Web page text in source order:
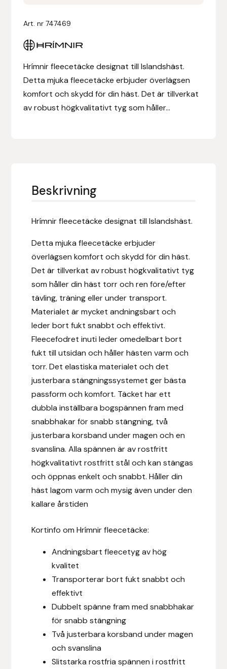
Art. nr747469
Hrímnir fleecetäcke designat till Islandshäst.
Detta mjuka fleecetäcke erbjuder överlägsen
komfort och skydd för din häst. Det är tillverkat
av robust högkvalitativt tyg som håller...
Beskrivning
Hrímnir fleecetäcke designat till Islandshäst.
Detta mjuka fleecetäcke erbjuder
överlägsen komfort och skydd för din häst.
Det är tillverkat av robust högkvalitativt tyg
som håller din häst torr och ren före/efter
tävling, träning eller under transport.
Materialet är mycket andningsbart och
leder bort fukt snabbt och effektivt.
Fleecefodret inuti leder omedelbart bort
fukt till utsidan och håller hästen varm och
torr. Det elastiska materialet och det
justerbara stängningssystemet ger bästa
passform och komfort. Täcket har ett
dubbla inställbara bogspännen fram med
snabbhakar för snabb stängning, två
justerbara korsband under magen och en
svanslina. Alla spännen är av rostfritt
högkvalitativt rostfritt stål och kan stängas
och öppnas enkelt och snabbt. Håller din
häst lagom varm och mysig även under den
kallare årstiden
Kortinfo om Hrímnir fleecetäcke:
Andningsbart fleecetyg av hög
kvalitet
Transporterar bort fukt snabbt och
effektivt
Dubbelt spänne fram med snabbhakar
för snabb stängning
Två justerbara korsband under magen
och svanslina
Slitstarka rostfria spännen i rostfritt
Denni Design
Denni Design / Bomber Bits
Draupnir
Epona bokförlag
Equality Line
EQUES
EQUES | KINGSLAND
Eric LeTixerant
Eskadron
Eyjólfur Ísólfsson
Fákur Rideudstyr
Globus Sport